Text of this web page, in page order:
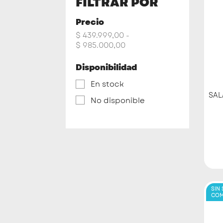
Precio
$ 439.999,00 -
$ 985.000,00
Disponibilidad
En stock
No disponible
SIN